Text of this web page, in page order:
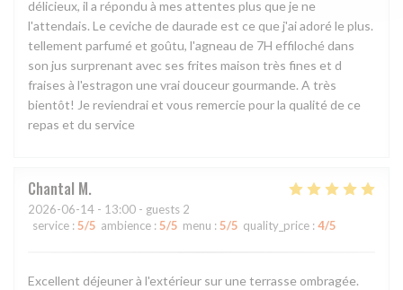
délicieux, il a répondu à mes attentes plus que je ne
l'attendais. Le ceviche de daurade est ce que j'ai adoré le plus.
tellement parfumé et goûtu, l'agneau de 7H effiloché dans
son jus surprenant avec ses frites maison très fines et d
fraises à l'estragon une vrai douceur gourmande. A très
bientôt! Je reviendrai et vous remercie pour la qualité de ce
repas et du service
Chantal M
2026-06-14 - 13:00 - guests 2
service : 5/5 ambience : 5/5 menu : 5/5 quality_price : 4/5
Excellent déjeuner à l'extérieur sur une terrasse ombragée.